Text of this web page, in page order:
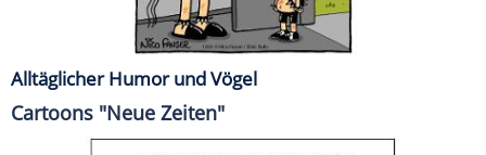
Alltäglicher Humor und Vögel
Cartoons "Neue Zeiten"